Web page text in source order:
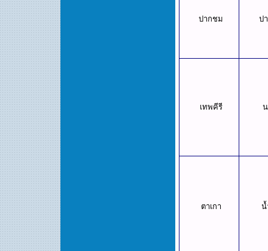
ปากชม ป
เทพคีรี
ตาเกา น้